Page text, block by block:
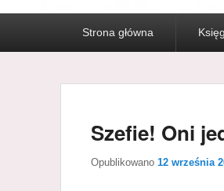
Strona główna
Szefie! Oni
Opublikowano 12 września